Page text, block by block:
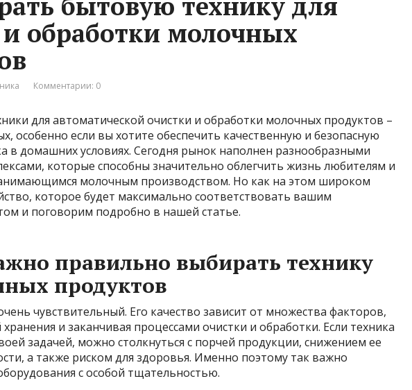
обработки молочных
Комментарии: 0
для автоматической очистки и обработки молочных продуктов –
особенно если вы хотите обеспечить качественную и безопасную
в домашних условиях. Сегодня рынок наполнен разнообразными
которые способны значительно облегчить жизнь любителям и
молочным производством. Но как на этом широком
которое будет максимально соответствовать вашим
и поговорим подробно в нашей статье.
правильно выбирать технику
продуктов
чувствительный. Его качество зависит от множества факторов,
и заканчивая процессами очистки и обработки. Если техника
задачей, можно столкнуться с порчей продукции, снижением ее
а также риском для здоровья. Именно поэтому так важно
с особой тщательностью.